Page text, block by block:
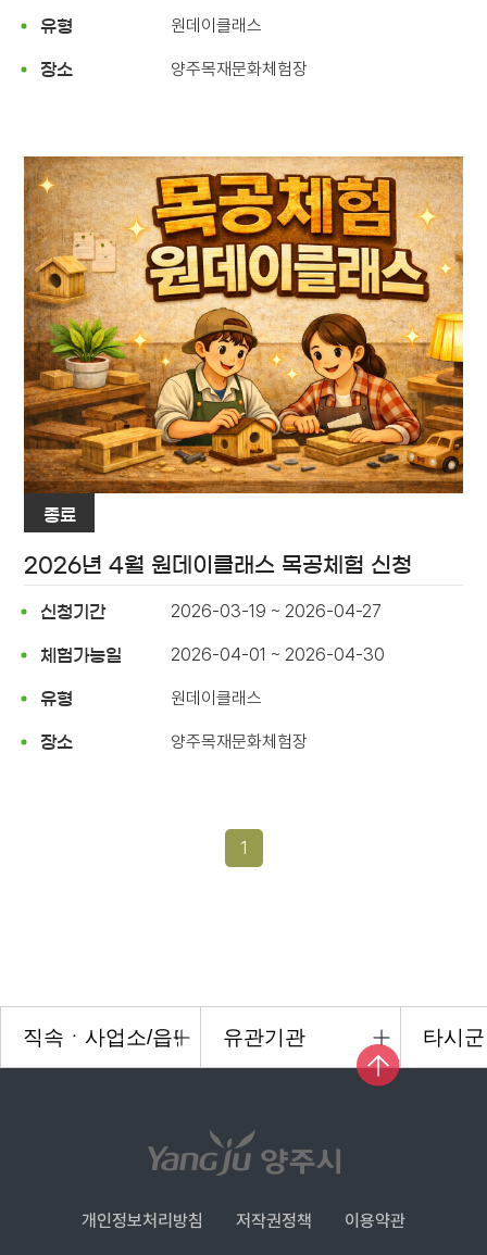
유형 원데이클래스
장소 양주목재문화체험장
종료
2026년 4월 원데이클래스 목공체험 신청
신청기간 2026-03-19 ~ 2026-04-27
체험가능일 2026-04-01 ~ 2026-04-30
유형 원데이클래스
장소 양주목재문화체험장
1
개인정보처리방침 저작권정책 이용약관